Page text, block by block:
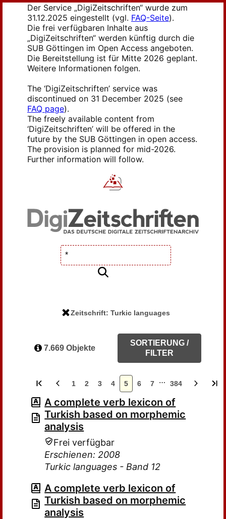
Der Service „DigiZeitschriften“ wurde zum
31.12.2025 eingestellt (vgl. FAQ-Seite).
Die frei verfügbaren Inhalte aus
„DigiZeitschriften“ werden künftig durch die
SUB Göttingen im Open Access angeboten.
Die Bereitstellung ist für Mitte 2026 geplant.
Weitere Informationen folgen.
The ‘DigiZeitschriften’ service was
discontinued on 31 December 2025 (see
FAQ page).
The freely available content from
‘DigiZeitschriften’ will be offered in the
future by the SUB Göttingen in open access.
The provision is planned for mid-2026.
Further information will follow.
Zeitschrift: Turkic languages
7.669 Objekte
SORTIERUNG /
FILTER
1 2 3 4 5 6 7 … 384
A complete verb lexicon of
Turkish based on morphemic
analysis
Frei verfügbar
Erschienen: 2008
Turkic languages - Band 12
A complete verb lexicon of
Turkish based on morphemic
analysis